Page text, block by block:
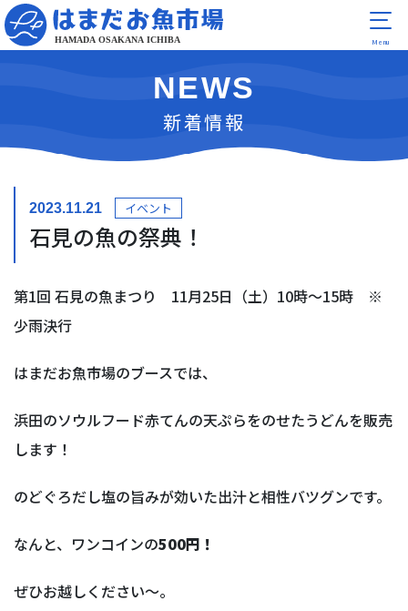
NEWS
新着情報
2023.11.21 イベント
石見の魚の祭典！
第1回 石見の魚まつり 11月25日（土）10時～15時 ※
少雨決行
はまだお魚市場のブースでは、
浜田のソウルフード赤てんの天ぷらをのせたうどんを販売
します！
のどぐろだし塩の旨みが効いた出汁と相性バツグンです。
なんと、ワンコインの500円！
ぜひお越しください～。